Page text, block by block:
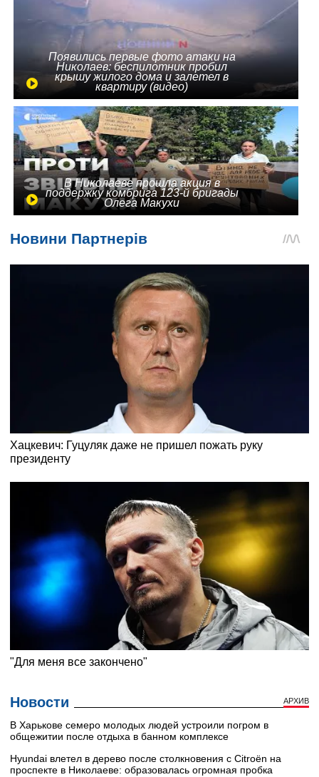
Появились первые фото атаки на
Николаев: беспилотник пробил
крышу жилого дома и залетел в
квартиру (видео)
В Николаеве прошла акция в
поддержку комбрига 123-й бригады
Олега Макухи
Новости АРХИВ
В Харькове семеро молодых людей устроили погром в
общежитии после отдыха в банном комплексе
Hyundai влетел в дерево после столкновения с Citroën на
проспекте в Николаеве: образовалась огромная пробка